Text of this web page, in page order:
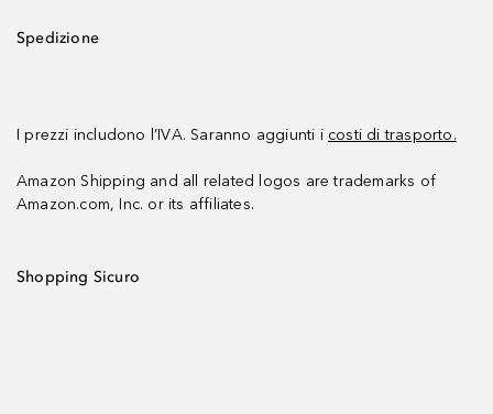
Spedizione
I prezzi includono l’IVA. Saranno aggiunti i costi di trasporto.
Amazon Shipping and all related logos are trademarks of
Amazon.com, Inc. or its affiliates.
Shopping Sicuro